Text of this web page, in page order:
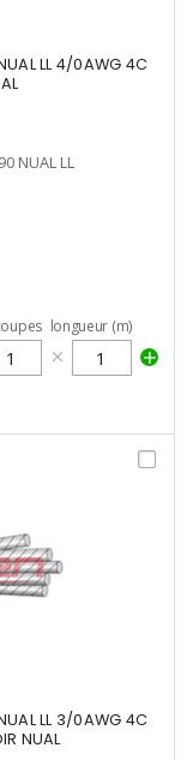
LL 4/0AWG 4C
NUAL LL
longueur (m)
LL 3/0AWG 4C
NUAL